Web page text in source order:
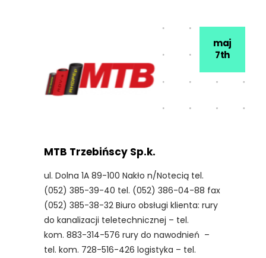
maj
7th
MTB Trzebińscy Sp.k.
ul. Dolna 1A 89-100 Nakło n/Notecią tel.
(052) 385-39-40 tel. (052) 386-04-88 fax
(052) 385-38-32 Biuro obsługi klienta: rury
do kanalizacji teletechnicznej – tel.
kom. 883-314-576 rury do nawodnień –
tel. kom. 728-516-426 logistyka – tel.